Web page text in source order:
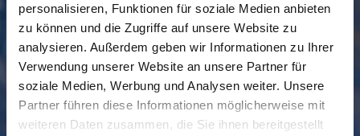
personalisieren, Funktionen für soziale Medien anbieten
zu können und die Zugriffe auf unsere Website zu
analysieren. Außerdem geben wir Informationen zu Ihrer
Verwendung unserer Website an unsere Partner für
soziale Medien, Werbung und Analysen weiter. Unsere
Partner führen diese Informationen möglicherweise mit
weiteren Daten zusammen, die Sie ihnen bereitgestellt
GEMEINDE BESUCHEN